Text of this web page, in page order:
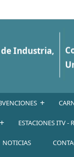
+
+ ESTACIONES ITV -
NOTICIAS